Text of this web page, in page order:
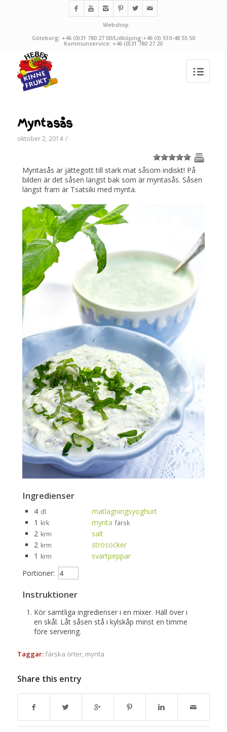
Webshop
Göteborg: +46 (0)31 780 27 00/Lidköping:+46 (0) 510-48 55 50
Kommunservice: +46 (0)31 780 27 20
Myntasås
oktober 2, 2014 /
1 2 3 4
5
Myntasås är jättegott till stark mat såsom indiskt! På
bilden är det såsen längst bak som är myntasås. Såsen
längst fram är Tsatsiki med mynta.
Ingredienser
4 dl
matlagningsyoghurt
1 krk mynta färsk
2 krm
salt
2 krm
strösocker
1 krm
svartpeppar
Portioner:
Instruktioner
Kör samtliga ingredienser i en mixer. Häll över i
en skål. Låt såsen stå i kylskåp minst en timme
före servering.
Taggar:färska örter, mynta
Share this entry